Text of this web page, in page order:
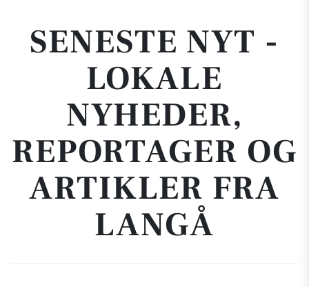
SENESTE NYT -
LOKALE
NYHEDER,
REPORTAGER OG
ARTIKLER FRA
LANGÅ